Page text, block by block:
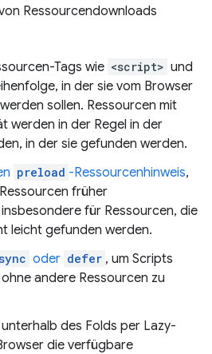
Ressourcendownloads
Tags wie <script> und
in der sie vom Browser
sollen. Ressourcen mit
werden in der Regel in der
in der sie gefunden werden.
preload -Ressourcenhinweis,
früher
für Ressourcen, die
leicht gefunden werden.
oder defer , um Scripts
andere Ressourcen zu
des Folds per Lazy-
die verfügbare